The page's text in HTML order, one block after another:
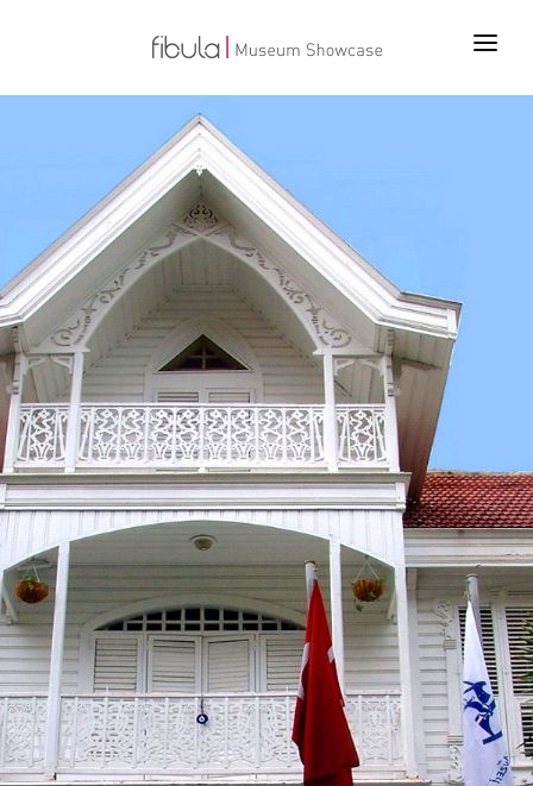
ANA SAYFA
ÜRÜNLER
TEKNOLOJİLER
BİZ KİMİZ
İLETİŞİM